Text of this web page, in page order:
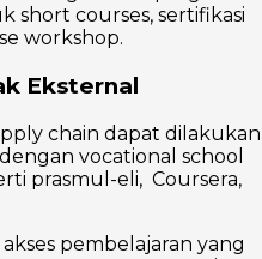
short courses, sertifikasi
workshop.
Eksternal
chain dapat dilakukan
vocational school
prasmul-eli, Coursera,
pembelajaran yang